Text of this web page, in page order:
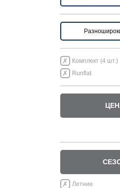
Комплект (4 шт.)
Runflat
Летние